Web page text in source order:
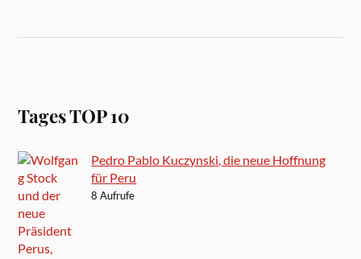
Tages TOP 10
Pedro Pablo Kuczynski, die neue Hoffnung
für Peru
8 Aufrufe